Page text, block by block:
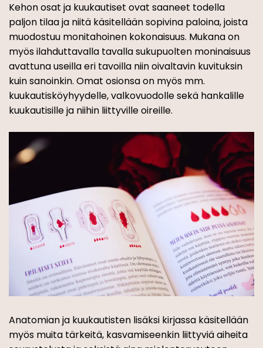
Kehon osat ja kuukautiset ovat saaneet todella
paljon tilaa ja niitä käsitellään sopivina paloina, joista
muodostuu monitahoinen kokonaisuus. Mukana on
myös ilahduttavalla tavalla sukupuolten moninaisuus
avattuna useilla eri tavoilla niin oivaltavin kuvituksin
kuin sanoinkin. Omat osionsa on myös mm.
kuukautisköyhyydelle, valkovuodolle sekä hankalille
kuukautisille ja niihin liittyville oireille.
Anatomian ja kuukautisten lisäksi kirjassa käsitellään
myös muita tärkeitä, kasvamiseenkin liittyviä aiheita